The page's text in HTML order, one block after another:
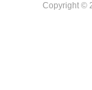
Copyright ©